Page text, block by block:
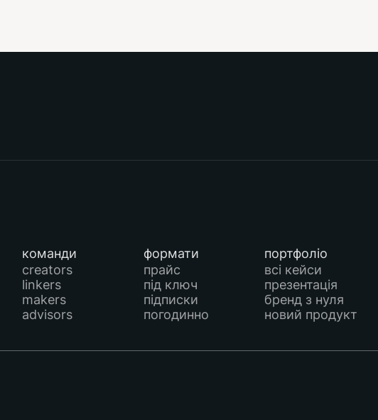
команди
creators
linkers
makers
advisors
формати
прайс
під ключ
підписки
погодинно
портфоліо
всі кейси
презентація
бренд з нуля
новий продукт